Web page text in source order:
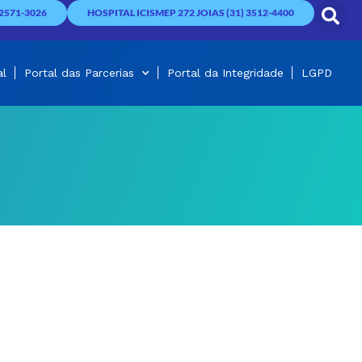
3026 HOSPITAL ICISMEP 272 JOIAS (31) 3512-4400
Portal das Parcerias Portal da Integridade LGPD